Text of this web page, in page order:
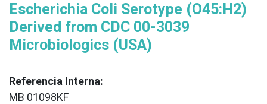
Escherichia Coli Serotype (O45:H2)
Derived from CDC 00-3039
Microbiologics (USA)
Referencia Interna:
MB 01098KF